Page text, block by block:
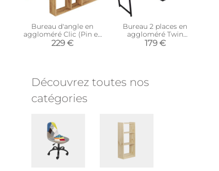
Bureau d'angle en
aggloméré Clic (Pin et
noir)
229 €
Bureau 2 places en
aggloméré Twin
(Anthracite, Noir)
179 €
Découvrez toutes nos
catégories